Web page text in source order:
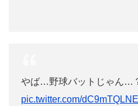
やば…野球バットじゃん…
pic.twitter.com/